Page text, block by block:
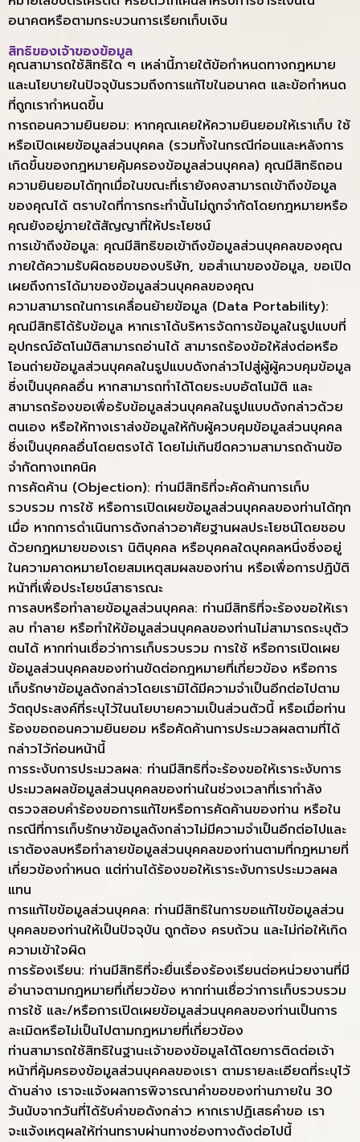
อนาคตหรือตามกระบวนการเรียกเก็บเงิน
สิทธิของเจ้าของข้อมูล
คุณสามารถใช้สิทธิใด ๆ เหล่านี้ภายใต้ข้อกำหนดทางกฎหมาย
และนโยบายในปัจจุบันรวมถึงการแก้ไขในอนาคต และข้อกำหนด
ที่ถูกเรากำหนดขึ้น
การถอนความยินยอม: หากคุณเคยให้ความยินยอมให้เราเก็บ ใช้
หรือเปิดเผยข้อมูลส่วนบุคคล (รวมทั้งในกรณีก่อนและหลังการ
เกิดขึ้นของกฎหมายคุ้มครองข้อมูลส่วนบุคคล) คุณมีสิทธิถอน
ความยินยอมได้ทุกเมื่อในขณะที่เรายังคงสามารถเข้าถึงข้อมูล
ของคุณได้ ตราบใดที่การกระทำนั้นไม่ถูกจำกัดโดยกฎหมายหรือ
คุณยังอยู่ภายใต้สัญญาที่ให้ประโยชน์
การเข้าถึงข้อมูล: คุณมีสิทธิขอเข้าถึงข้อมูลส่วนบุคคลของคุณ
ภายใต้ความรับผิดชอบของบริษัท, ขอสำเนาของข้อมูล, ขอเปิด
เผยถึงการได้มาของข้อมูลส่วนบุคคลของคุณ
ความสามารถในการเคลื่อนย้ายข้อมูล (Data Portability):
คุณมีสิทธิได้รับข้อมูล หากเราได้บริหารจัดการข้อมูลในรูปแบบที่
อุปกรณ์อัตโนมัติสามารถอ่านได้ สามารถร้องข้อให้ส่งต่อหรือ
โอนถ่ายข้อมูลส่วนบุคคลในรูปแบบดังกล่าวไปสู่ผู้ผู้ควบคุมข้อมูล
ซึ่งเป็นบุคคลอื่น หากสามารถทำได้โดยระบบอัตโนมัติ และ
สามารถร้องขอเพื่อรับข้อมูลส่วนบุคคลในรูปแบบดังกล่าวด้วย
ตนเอง หรือให้ทางเราส่งข้อมูลให้กับผู้ควบคุมข้อมูลส่วนบุคคล
ซึ่งเป็นบุคคลอื่นโดยตรงได้ โดยไม่เกินขีดความสามารถด้านข้อ
จำกัดทางเทคนิค
การคัดค้าน (Objection): ท่านมีสิทธิที่จะคัดค้านการเก็บ
รวบรวม การใช้ หรือการเปิดเผยข้อมูลส่วนบุคคลของท่านได้ทุก
เมื่อ หากการดำเนินการดังกล่าวอาศัยฐานผลประโยชน์โดยชอบ
ด้วยกฎหมายของเรา นิติบุคคล หรือบุคคลใดบุคคลหนึ่งซึ่งอยู่
ในความคาดหมายโดยสมเหตุสมผลของท่าน หรือเพื่อการปฏิบัติ
หน้าที่เพื่อประโยชน์สาธารณะ
การลบหรือทำลายข้อมูลส่วนบุคคล: ท่านมีสิทธิที่จะร้องขอให้เรา
ลบ ทำลาย หรือทำให้ข้อมูลส่วนบุคคลของท่านไม่สามารถระบุตัว
ตนได้ หากท่านเชื่อว่าการเก็บรวบรวม การใช้ หรือการเปิดเผย
ข้อมูลส่วนบุคคลของท่านขัดต่อกฎหมายที่เกี่ยวข้อง หรือการ
เก็บรักษาข้อมูลดังกล่าวโดยเรามิได้มีความจำเป็นอีกต่อไปตาม
วัตถุประสงค์ที่ระบุไว้ในนโยบายความเป็นส่วนตัวนี้ หรือเมื่อท่าน
ร้องขอถอนความยินยอม หรือคัดค้านการประมวลผลตามที่ได้
กล่าวไว้ก่อนหน้านี้
การระงับการประมวลผล: ท่านมีสิทธิที่จะร้องขอให้เราระงับการ
ประมวลผลข้อมูลส่วนบุคคลของท่านในช่วงเวลาที่เรากำลัง
ตรวจสอบคำร้องขอการแก้ไขหรือการคัดค้านของท่าน หรือใน
กรณีที่การเก็บรักษาข้อมูลดังกล่าวไม่มีความจำเป็นอีกต่อไปและ
เราต้องลบหรือทำลายข้อมูลส่วนบุคคลของท่านตามที่กฎหมายที่
เกี่ยวข้องกำหนด แต่ท่านได้ร้องขอให้เราระงับการประมวลผล
แทน
การแก้ไขข้อมูลส่วนบุคคล: ท่านมีสิทธิในการขอแก้ไขข้อมูลส่วน
บุคคลของท่านให้เป็นปัจจุบัน ถูกต้อง ครบถ้วน และไม่ก่อให้เกิด
ความเข้าใจผิด
การร้องเรียน: ท่านมีสิทธิที่จะยื่นเรื่องร้องเรียนต่อหน่วยงานที่มี
อำนาจตามกฎหมายที่เกี่ยวข้อง หากท่านเชื่อว่าการเก็บรวบรวม
การใช้ และ/หรือการเปิดเผยข้อมูลส่วนบุคคลของท่านเป็นการ
ละเมิดหรือไม่เป็นไปตามกฎหมายที่เกี่ยวข้อง
ท่านสามารถใช้สิทธิในฐานะเจ้าของข้อมูลได้โดยการติดต่อเจ้า
หน้าที่คุ้มครองข้อมูลส่วนบุคคลของเรา ตามรายละเอียดที่ระบุไว้
ด้านล่าง เราจะแจ้งผลการพิจารณาคำขอของท่านภายใน 30
วันนับจากวันที่ได้รับคำขอดังกล่าว หากเราปฏิเสธคำขอ เรา
จะแจ้งเหตุผลให้ท่านทราบผ่านทางช่องทางดังต่อไปนี้